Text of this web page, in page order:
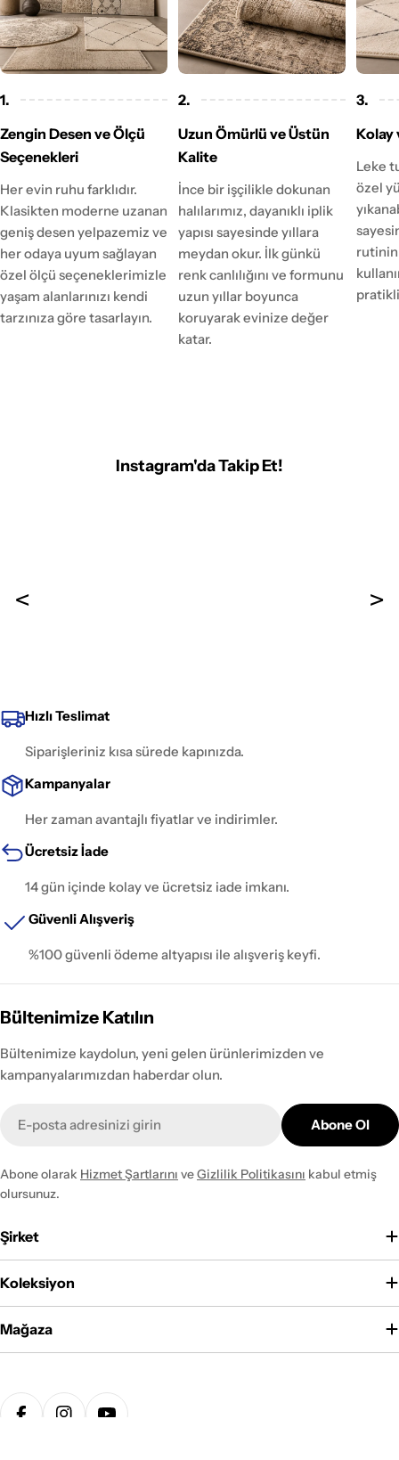
1.
Zengin Desen ve Ölçü
Seçenekleri
Her evin ruhu farklıdır.
Klasikten moderne uzanan
geniş desen yelpazemiz ve
her odaya uyum sağlayan
özel ölçü seçeneklerimizle
yaşam alanlarınızı kendi
tarzınıza göre tasarlayın.
2.
Uzun Ömürlü ve Üstün
Kalite
İnce bir işçilikle dokunan
halılarımız, dayanıklı iplik
yapısı sayesinde yıllara
meydan okur. İlk günkü
renk canlılığını ve formunu
uzun yıllar boyunca
koruyarak evinize değer
katar.
3.
Kolay
Leke
özel
Instagram'da Takip Et!
Hızlı Teslimat
Siparişleriniz kısa sürede kapınızda.
Kampanyalar
Her zaman avantajlı fiyatlar ve indirimler.
Ücretsiz İade
14 gün içinde kolay ve ücretsiz iade imkanı.
Güvenli Alışveriş
%100 güvenli ödeme altyapısı ile alışveriş keyfi.
Bültenimize Katılın
Bültenimize kaydolun, yeni gelen ürünlerimizden ve
kampanyalarımızdan haberdar olun.
posta
Abone Ol
Abone olarak Hizmet Şartlarını veGizlilik Politikasını kabul etmiş
olursunuz.
Şirket
Koleksiyon
Mağaza
Ödeme
yöntemleri